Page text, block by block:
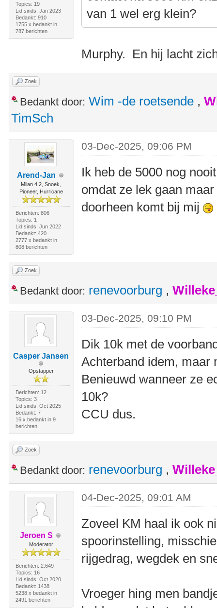
Topics: 19
Lid sinds: Jan 2023
Bedankt: 910
1755 x bedankt in
787 berichten
van 1 wel erg klein?
Murphy. En hij lacht
Zoek
Bedankt door: Wim -de roetsende ,
TimSch
Arend-Jan
Milan 4.2, Snoek,
Pioneer, Hurricane
Berichten: 806
Topics: 1
Lid sinds: Jun 2022
Bedankt: 420
2777 x bedankt in
808 berichten
03-Dec-2025, 09:06 PM
Ik heb de 5000 nog
omdat ze lek gaan
doorheen komt bij mij
Zoek
Bedankt door: renevoorburg ,
Casper Jansen
Opstapper
Berichten: 12
Topics: 3
Lid sinds: Oct 2025
Bedankt: 7
16 x bedankt in 9
berichten
03-Dec-2025, 09:10 PM
Dik 10k met de
Achterband idem, maar
Benieuwd wanneer ze
10k?
CCU dus.
Zoek
Bedankt door: renevoorburg ,
Jeroen S
Moderator
Berichten: 2.649
Topics: 16
Lid sinds: Oct 2020
Bedankt: 1438
5238 x bedankt in
2491 berichten
04-Dec-2025, 09:01 AM
Zoveel KM haal ik ook
spoorinstelling,
rijgedrag, wegdek en
Vroeger hing men